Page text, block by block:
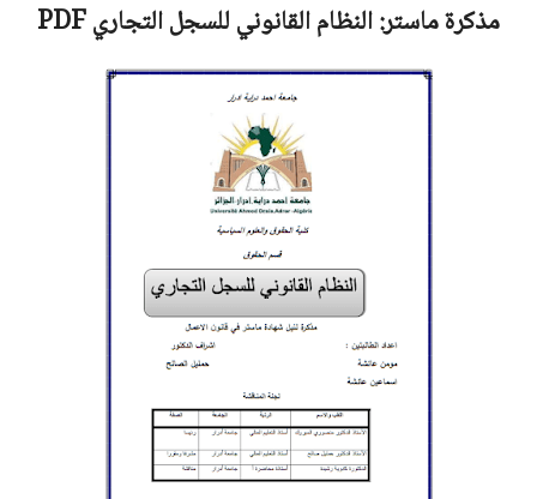
مذكرة ماستر:النظام القانوني للسجل التجاريPDF